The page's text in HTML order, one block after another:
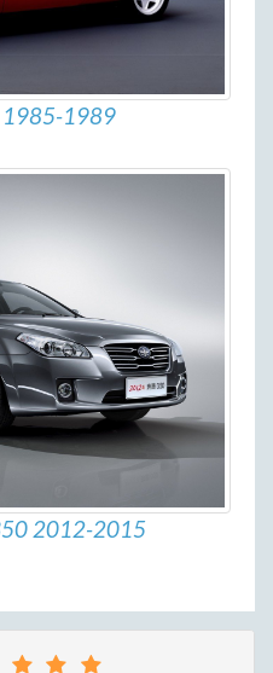
1985-1989
2012-2015